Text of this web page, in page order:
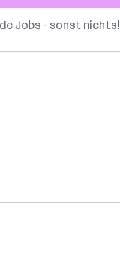
Jobs – sonst nichts!